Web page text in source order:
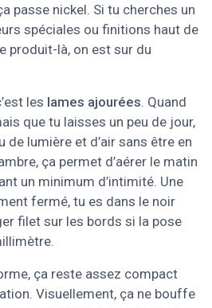
passe nickel. Si tu cherches un
spéciales ou finitions haut de
produit-là, on est sur du
les lames ajourées. Quand
que tu laisses un peu de jour,
de lumière et d’air sans être en
ça permet d’aérer le matin
un minimum d’intimité. Une
fermé, tu es dans le noir
filet sur les bords si la pose
ça reste assez compact
Visuellement, ça ne bouffe